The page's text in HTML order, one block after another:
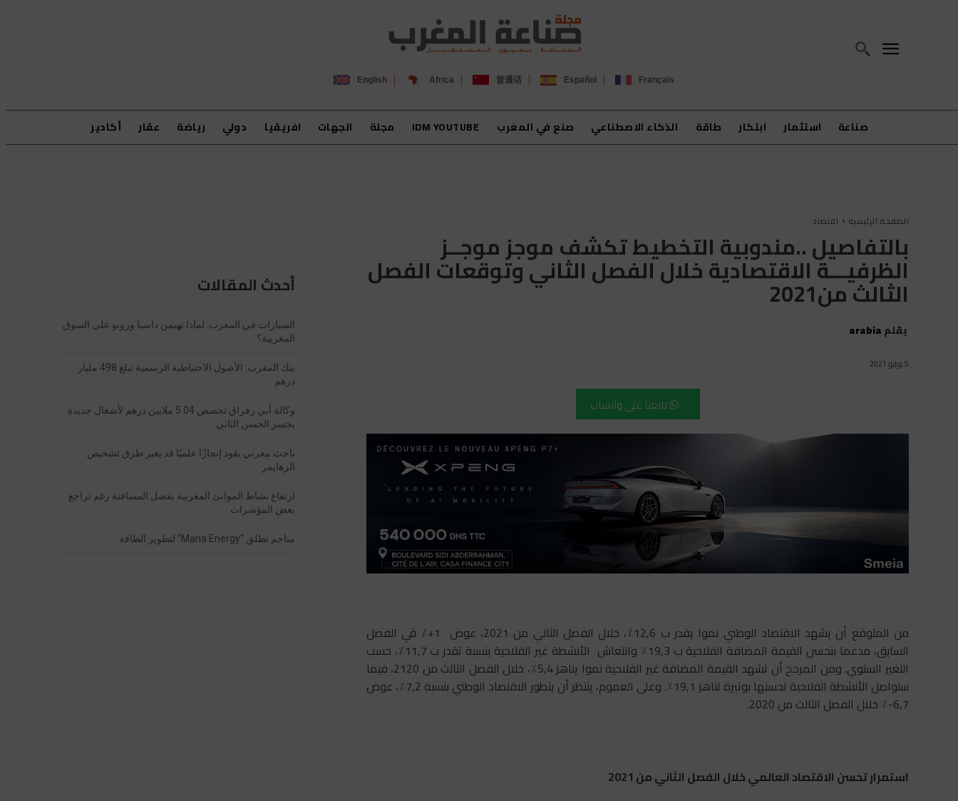
Français
Español
普通话
Africa
English
صناعة استثمار ابتكار طاقة الذكاء الاصطناعي صنع في المغرب IDM YOUTUBE مجلة الجهات افريقيا دولي رياضة عقار أكادير
الصفحة الرئيسية اقتصاد
أحدث المقالات
السيارات في المغرب: لماذا تهيمن داسيا ورونو على السوق
المغربية؟
بنك المغرب: الأصول الاحتياطية الرسمية تبلغ 498 مليار
درهم
وكالة أبي رقراق تخصص 5.04 ملايين درهم لأشغال جديدة
بجسر الحسن الثاني
باحث مغربي يقود إنجازًا علميًا قد يغير طرق تشخيص
الزهايمر
ارتفاع نشاط الموانئ المغربية بفضل المسافنة رغم تراجع
بعض المؤشرات
مناجم تطلق “Mana Energy” لتطوير الطاقة
بالتفاصيل ..مندوبية التخطيط تكشف موجز موجــز
الظرفيـــة الاقتصادية خلال الفصل الثاني وتوقعات الفصل
الثالث من2021
بقلمarabia
5 يوليو 2021
تابعنا على واتساب
من المتوقع أن يشهد الاقتصاد الوطني نموا يقدر ب 12,6٪، خلال الفصل الثاني من 2021، عوض 1+٪ قي الفصل
السابق، مدعما بتحسن القيمة المضافة الفلاحية ب 19,3٪ وانتعاش الأنشطة غير الفلاحية بنسبة تقدر ب 11,7٪، حسب
التغير السنوي. ومن المرجح أن تشهد القيمة المضافة غير الفلاحية نموا يناهز 5,4٪، خلال الفصل الثالث من 2120، فيما
ستواصل الأنشطة الفلاحية تحسنها بوتيرة تناهز 19,1٪. وعلى العموم، ينتظر أن يتطور الاقتصاد الوطني بنسبة 7,2٪، عوض
6,7-٪ خلال الفصل الثالث من 2020.
استمرار تحسن الاقتصاد العالمي خلال الفصل الثاني من 2021